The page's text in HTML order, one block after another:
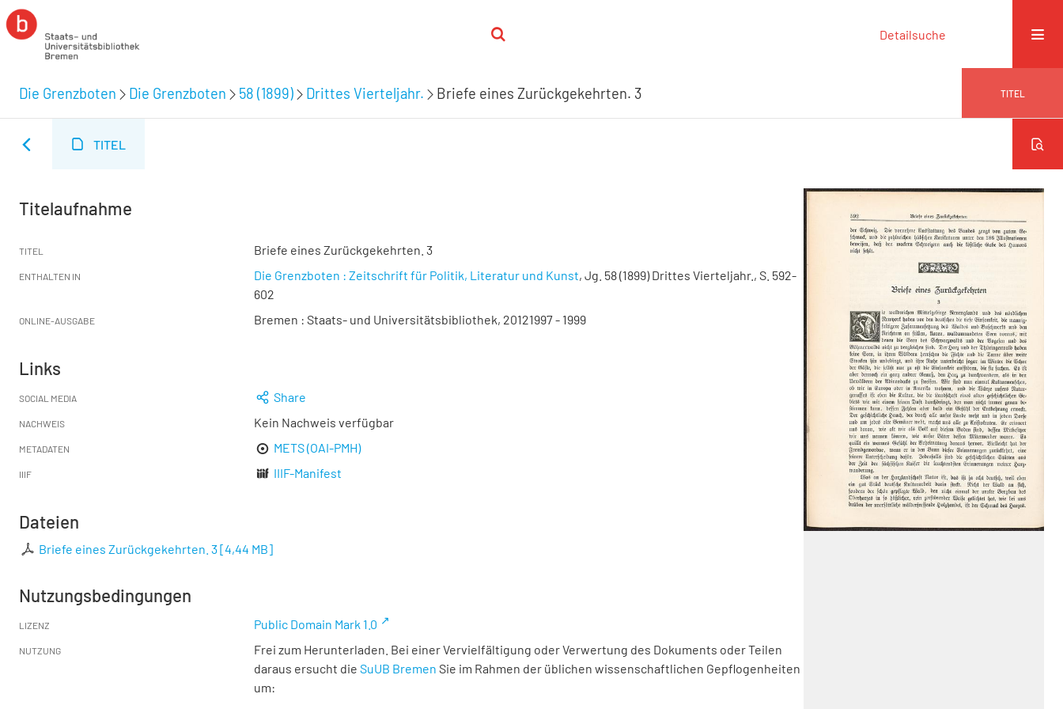
Detailsuche
Die Grenzboten Die Grenzboten 58 (1899) Drittes Vierteljahr. Briefe eines Zurückgekehrten. 3 TITEL
TITEL
Titelaufnahme
TITEL Briefe eines Zurückgekehrten. 3
ENTHALTEN IN Die Grenzboten : Zeitschrift für Politik, Literatur und Kunst, Jg. 58 (1899) Drittes Vierteljahr., S. 592-
602
ONLINE-AUSGABE Bremen : Staats- und Universitätsbibliothek, 20121997 - 1999
Links
SOCIAL MEDIA Share
NACHWEIS Kein Nachweis verfügbar
METADATEN METS (OAI-PMH)
IIIF IIIF-Manifest
Dateien
Briefe eines Zurückgekehrten. 3[4,44 MB]
Nutzungsbedingungen
LIZENZ Public Domain Mark 1.0
NUTZUNG
Frei zum Herunterladen. Bei einer Vervielfältigung oder Verwertung des Dokuments oder Teilen
daraus ersucht die SuUB Bremen Sie im Rahmen der üblichen wissenschaftlichen Gepflogenheiten
um: